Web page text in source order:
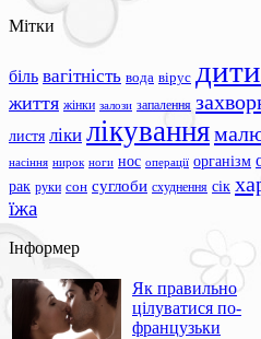
Мітки
біль вагітність вода вірус
життя жінки залози запалення
листя ліки лікування
насіння нирок ноги нос операції організм
рак руки сон суглоби схуднення сік
їжа
Інформер
Як правильно
цілуватися по-
французьки